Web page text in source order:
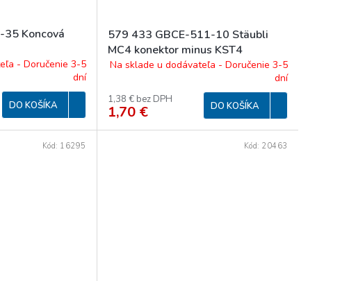
Koncová
- Doručenie 3-5
dní
DO KOŠÍKA
579 433 GBCE-511-10 Stäubli
MC4 konektor minus KST4
Na sklade u dodávateľa - Doručenie 3-5
dní
1,38 € bez DPH
1,70 € DO KOŠÍKA
Kód: 16295 Kód: 20463